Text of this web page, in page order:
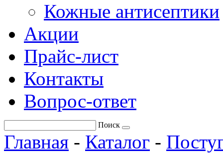
Кожные антисептики
Акции
Прайс-лист
Контакты
Вопрос-ответ
Поиск
Главная - Каталог -